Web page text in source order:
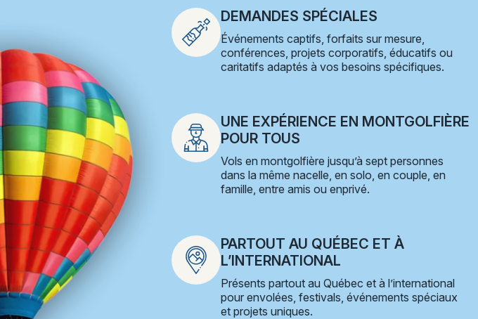
DEMANDES SPÉCIALES
Événements captifs, forfaits sur mesure,
conférences, projets corporatifs, éducatifs ou
caritatifs adaptés à vos besoins spécifiques.
UNE EXPÉRIENCE EN MONTGOLFIÈRE
POUR TOUS
Vols en montgolfière jusqu’à sept personnes
dans la même nacelle, en solo, en couple, en
famille, entre amis ou enprivé.
PARTOUT AU QUÉBEC ET À
L’INTERNATIONAL
Présents partout au Québec et à l’international
pour envolées, festivals, événements spéciaux
et projets uniques.